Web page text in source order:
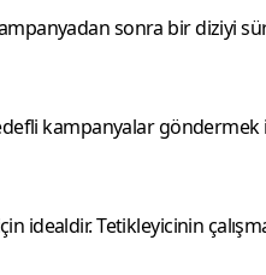
sonra bir diziyi
kampanyalar göndermek
idealdir. Tetikleyicinin